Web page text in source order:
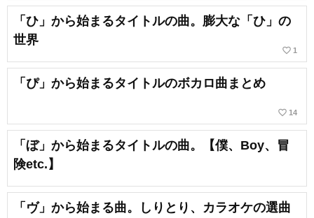
「ひ」から始まるタイトルの曲。膨大な「ひ」の
世界
favorite_border 1
「ぴ」から始まるタイトルのボカロ曲まとめ
favorite_border 14
「ぼ」から始まるタイトルの曲。【僕、Boy、冒
険etc.】
「ヴ」から始まる曲。しりとり、カラオケの選曲